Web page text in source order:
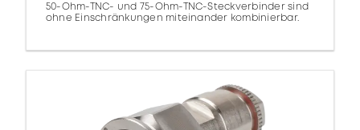
50-Ohm-TNC- und 75-Ohm-TNC-Steckverbinder sind
ohne Einschränkungen miteinander kombinierbar.